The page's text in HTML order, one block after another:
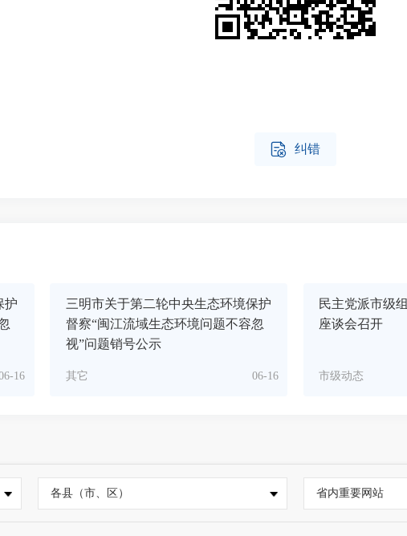
 纠错
护
16
三明市关于第二轮中央生态环境保护
督察“闽江流域生态环境问题不容忽
视”问题销号公示
06-16
其它
民主党派市级
座谈会召开
市级动态
各县（市、区） 省内重要网站